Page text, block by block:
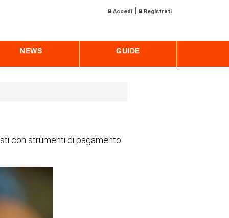
Accedi | Registrati
NEWS GUIDE
con strumenti di pagamento